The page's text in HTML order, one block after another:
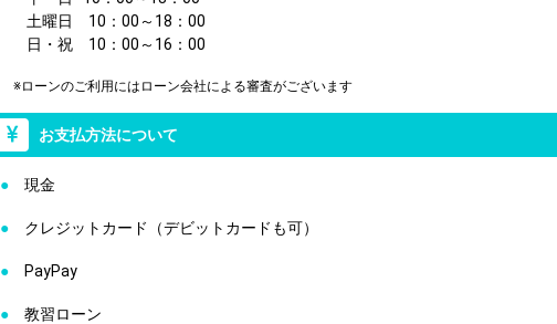
土曜日 10：00～18：00
日・祝 10：00～16：00
※ローンのご利用にはローン会社による審査がございます
お支払方法について
● 現金
● クレジットカード（デビットカードも可）
● PayPay
● 教習ローン